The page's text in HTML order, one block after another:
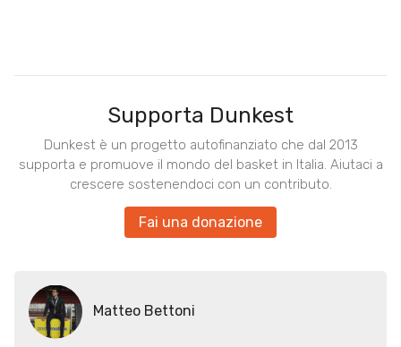
Supporta Dunkest
Dunkest è un progetto autofinanziato che dal 2013
supporta e promuove il mondo del basket in Italia. Aiutaci a
crescere sostenendoci con un contributo.
Fai una donazione
Matteo Bettoni